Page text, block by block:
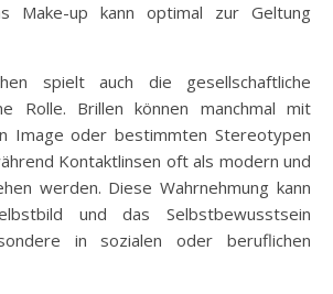
Make-up kann optimal zur Geltung
spielt auch die gesellschaftliche
Rolle. Brillen können manchmal mit
Image oder bestimmten Stereotypen
Kontaktlinsen oft als modern und
werden. Diese Wahrnehmung kann
und das Selbstbewusstsein
in sozialen oder beruflichen